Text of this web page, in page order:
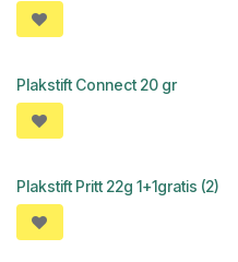
Plakstift Connect 20 gr
Plakstift Pritt 22g 1+1gratis (2)